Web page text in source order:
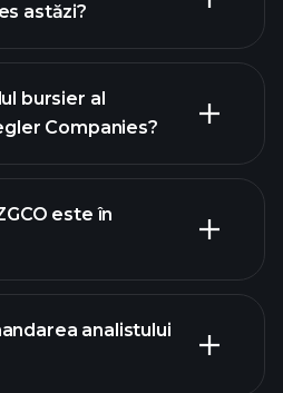
astăzi?
avansat
bursier al
Companies?
este în
analistului